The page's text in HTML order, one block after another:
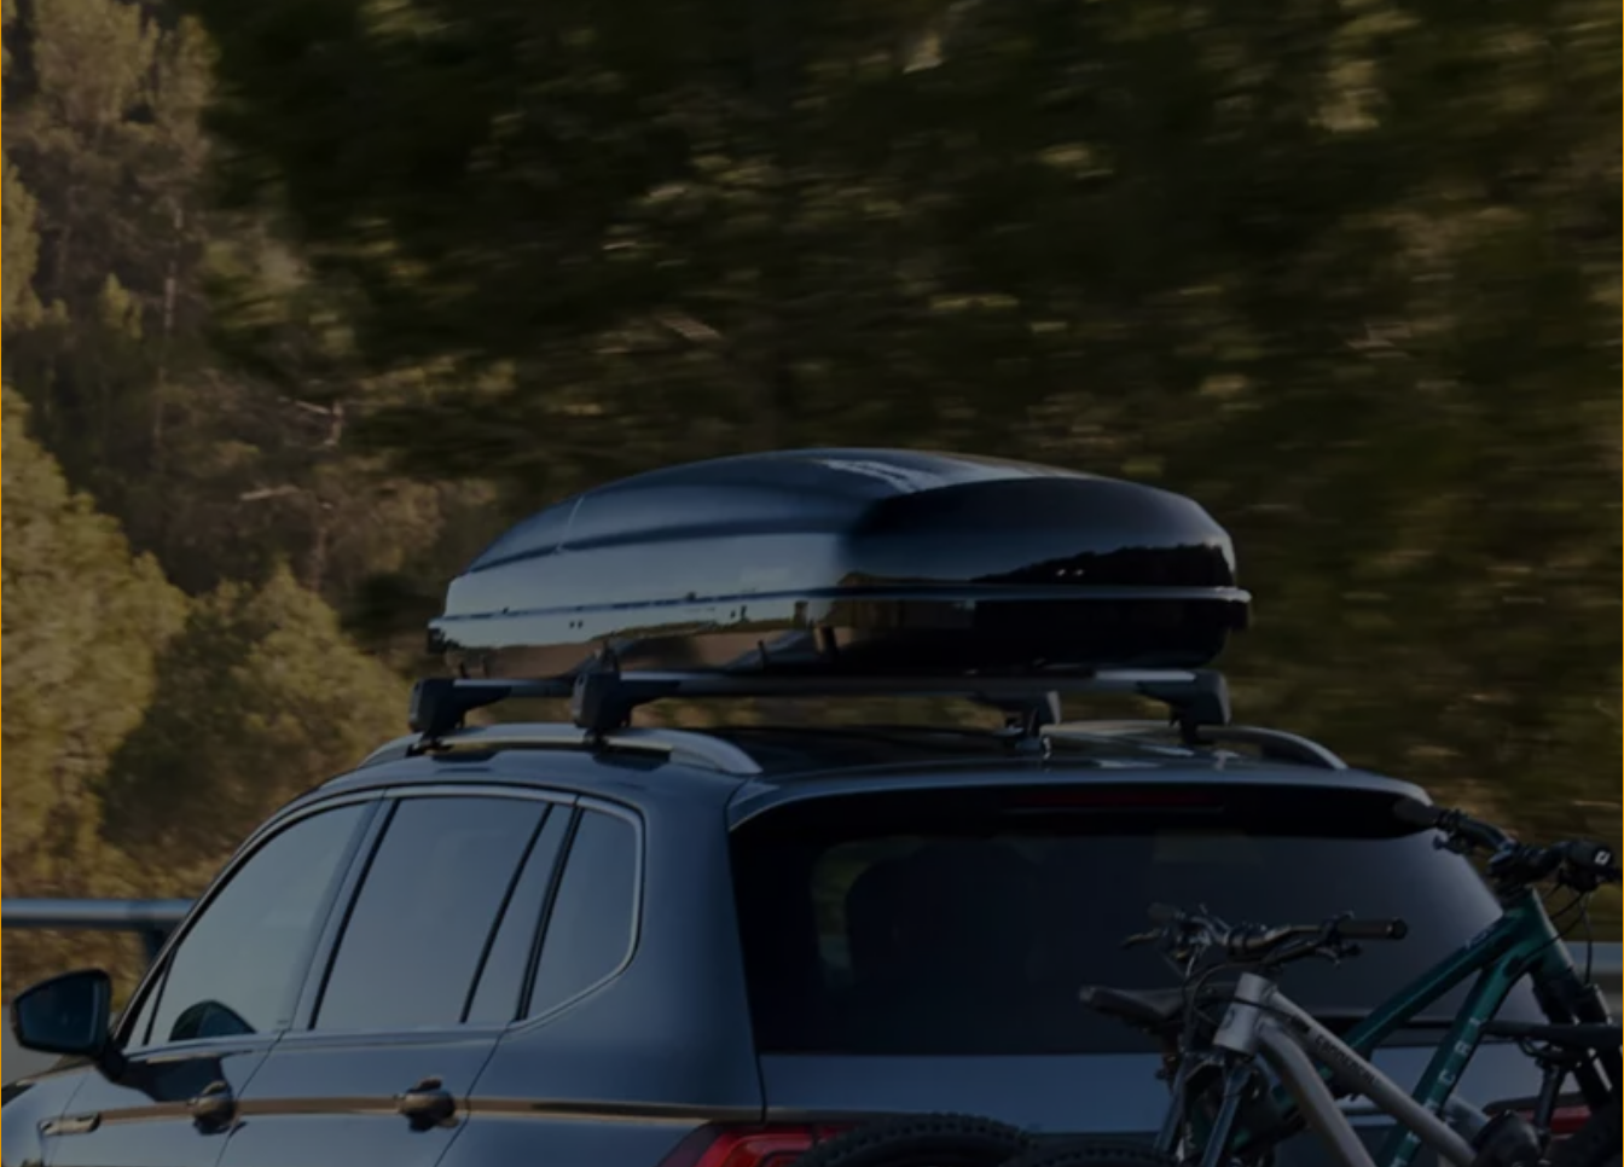
Modele sportowe
Leasing i najem dla firm
Leasing
Najem
Finansowanie aut używanych
Finansowanie dla firm
Kalkulator finansowy
Kredyt
Najem
Finansowanie aut używanych
Kalkulator finansowy
Ubezpieczenia i gwarancje
Ubezpieczenia komunikacyjne
Ubezpieczenie GAP/RTI
Zakup i finansowanie dla biznesu
Leasing dla biznesu
Elektromobilność dla firm
Skonfiguruj Volkswagena
Poradnik kupującego
Volkswagen dla biznesu
Serwis, akcesoria i aktualizacje
myVolkswagen
Serwis i części
Przegląd okresowy
Naprawy i przeglądy
Olej silnikowy i płyny eksploatacyjne
Koła i opony
Pomoc w razie wypadku i awarii
Serwis i części na raty
Pakiet przeglądów dla Twojego Volkswagena
Badanie satysfakcji klienta – oceń nasz serwis i salony
Akcesoria
Sklep online akcesoriów
Koła zimowe
Personalizacja
Urządzenia ładujące
Ochrona i pielęgnacja
Akcesoria do poszczególnych modeli
Rozwiązania transportowe i bagażowe
Elektronika i rozrywka
Usługi cyfrowe
Aktualizacje oprogramowania, map i radia
Aplikacje Volkswagen, logowanie i sklep
Znajdź usługi dla swojego modelu
Połączenie telefonu komórkowego z pojazdem
We Charge
Strefa kierowcy
Elektroniczna Instrukcja Obsługi